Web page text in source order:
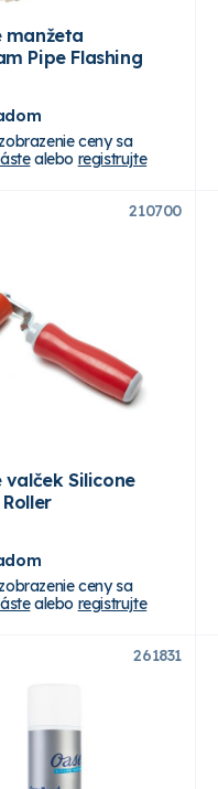
manžeta
Pipe Flashing
ceny sa
alebo registrujte
210700
valček Silicone
ceny sa
alebo registrujte
261831